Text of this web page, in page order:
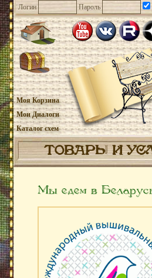
Логин Пароль
Моя Корзина
Мои Диалоги
Каталог схем
ТОВАРЫ И
Мы едем в